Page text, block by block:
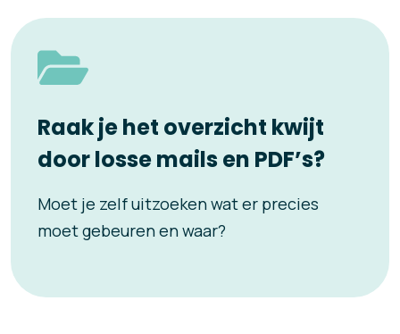
Raak je het overzicht kwijt
door losse mails en PDF’s?
Moet je zelf uitzoeken wat er precies
moet gebeuren en waar?